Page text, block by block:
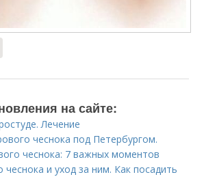
на сайте:
Лечение
чеснока под Петербургом.
чеснока: 7 важных моментов
чеснока и уход за ним. Как посадить